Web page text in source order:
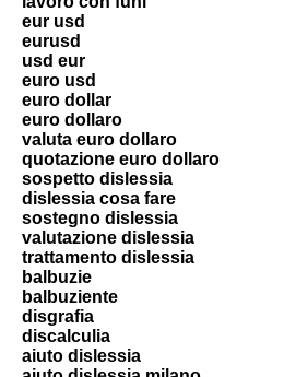
eur usd
eurusd
usd eur
euro usd
euro dollar
euro dollaro
valuta euro dollaro
quotazione euro dollaro
sospetto dislessia
dislessia cosa fare
sostegno dislessia
valutazione dislessia
trattamento dislessia
balbuzie
balbuziente
disgrafia
discalculia
aiuto dislessia